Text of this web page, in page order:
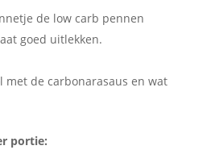
de low carb pennen
goed uitlekken.
met de carbonarasaus en wat
portie: